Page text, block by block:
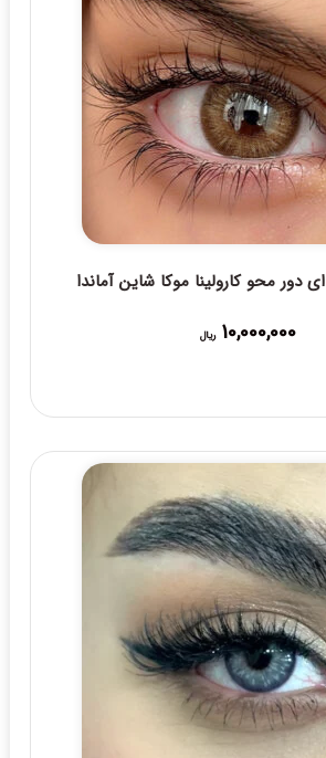
دور محو کارولینا موکا شاین آماندا
10,000,000 ریال